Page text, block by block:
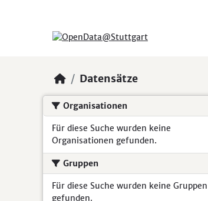
Datensätze
Organisationen
Für diese Suche wurden keine
Organisationen gefunden.
Gruppen
Für diese Suche wurden keine Gruppen
gefunden.